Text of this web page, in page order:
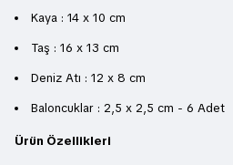
Kaya : 14 x 10 cm
Taş : 16 x 13 cm
Deniz Atı : 12 x 8 cm
Baloncuklar : 2,5 x 2,5 cm - 6 Adet
Ürün Özellikleri